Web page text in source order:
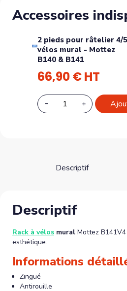
Accessoires
2 pieds pour râtelier 4/5
vélos mural - Mottez
B140 & B141
66,90 € HT
Descriptif
Descriptif
Rack à vélos mural Mottez
esthétique.
Informations
Zingué
Antirouille